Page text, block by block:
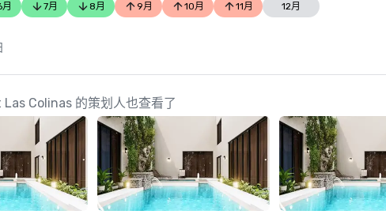
7月 8月 9月 10月 11月 12月
Colinas 的策划人也查看了